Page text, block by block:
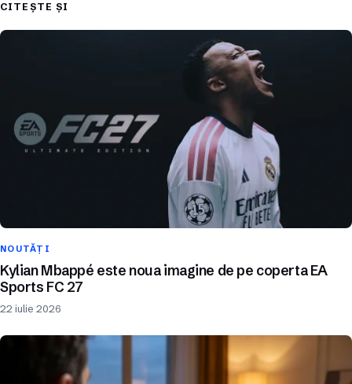
CITEȘTE ȘI
NOUTĂȚI
Kylian Mbappé este noua imagine de pe coperta EA
Sports FC 27
22 iulie 2026